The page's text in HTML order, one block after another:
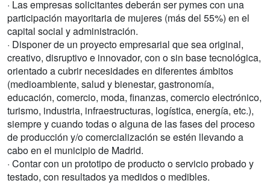
· Las empresas solicitantes deberán ser pymes con una
participación mayoritaria de mujeres (más del 55%) en el
capital social y administración.
· Disponer de un proyecto empresarial que sea original,
creativo, disruptivo e innovador, con o sin base tecnológica,
orientado a cubrir necesidades en diferentes ámbitos
(medioambiente, salud y bienestar, gastronomía,
educación, comercio, moda, finanzas, comercio electrónico,
turismo, industria, infraestructuras, logística, energía, etc.),
siempre y cuando todas o alguna de las fases del proceso
de producción y/o comercialización se estén llevando a
cabo en el municipio de Madrid.
· Contar con un prototipo de producto o servicio probado y
testado, con resultados ya medidos o medibles.